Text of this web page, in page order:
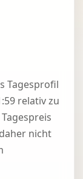
Tagesprofil
relativ zu
nicht